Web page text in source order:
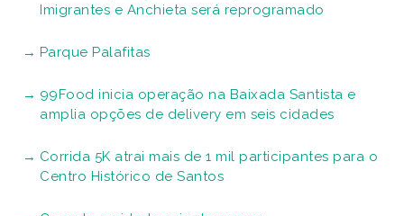
Imigrantes e Anchieta será reprogramado
Parque Palafitas
99Food inicia operação na Baixada Santista e
amplia opções de delivery em seis cidades
Corrida 5K atrai mais de 1 mil participantes para o
Centro Histórico de Santos